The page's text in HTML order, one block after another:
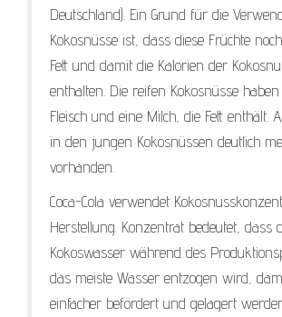
Deutschland). Ein Grund für die
Kokosnüsse ist, dass diese Früchte
Fett und damit die Kalorien der
enthalten. Die reifen Kokosnüsse
Fleisch und eine Milch, die Fett enthält.
in den jungen Kokosnüssen deutlich
vorhanden.
Coca-Cola verwendet
Herstellung. Konzentrat bedeutet, dass
Kokoswasser während des
das meiste Wasser entzogen wird,
einfacher befördert und gelagert